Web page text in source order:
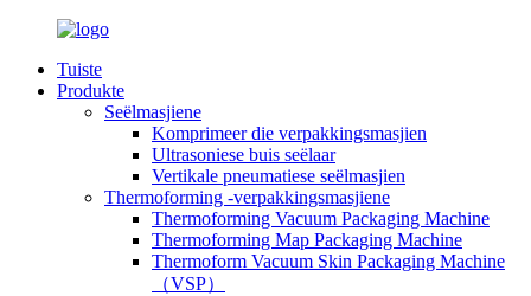
Tuiste
Produkte
Seëlmasjiene
Komprimeer die verpakkingsmasjien
Ultrasoniese buis seëlaar
Vertikale pneumatiese seëlmasjien
Thermoforming -verpakkingsmasjiene
Thermoforming Vacuum Packaging Machine
Thermoforming Map Packaging Machine
Thermoform Vacuum Skin Packaging Machine
（VSP）